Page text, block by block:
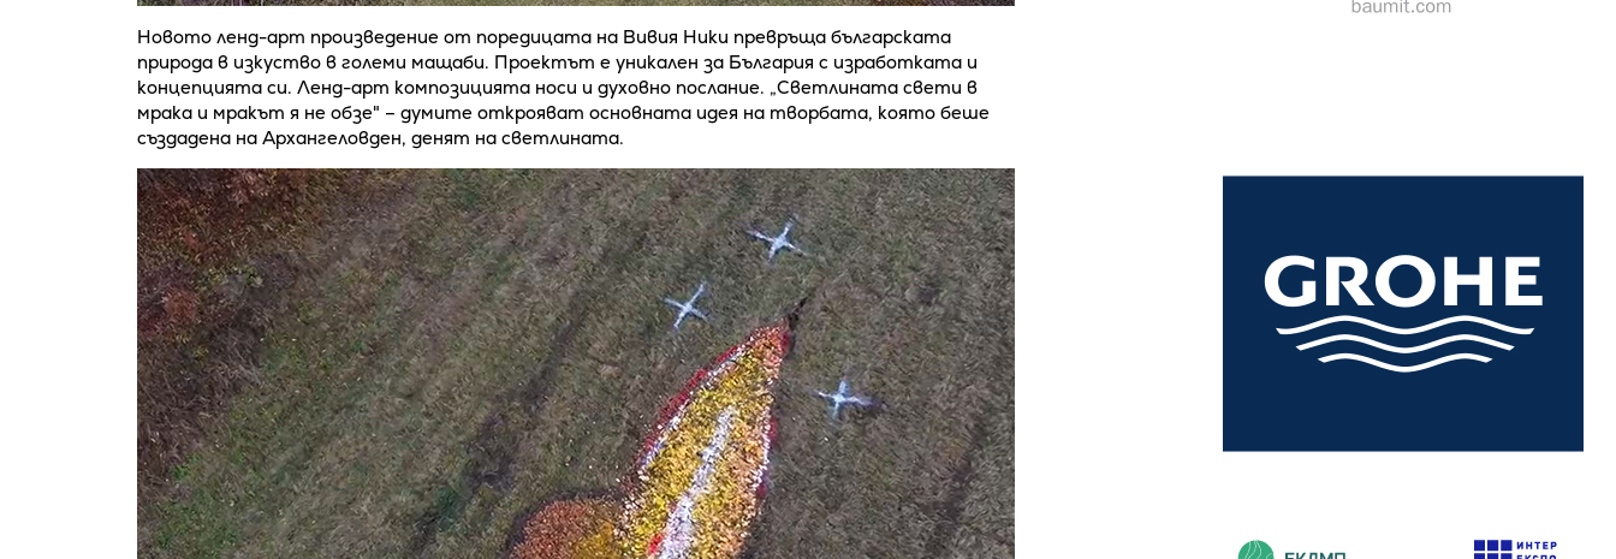
Новото ленд-арт произведение от поредицата на Вивия Ники превръща българската
природа в изкуство в големи мащаби. Проектът е уникален за България с изработката и
концепцията си. Ленд-арт композицията носи и духовно послание. „Светлината свети в
мрака и мракът я не обзе" – думите открояват основната идея на творбата, която беше
създадена на Архангеловден, денят на светлината.